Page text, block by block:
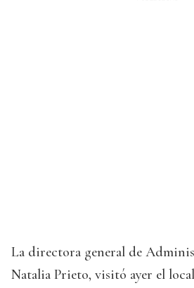
La directora general de
Natalia Prieto, visitó ayer el